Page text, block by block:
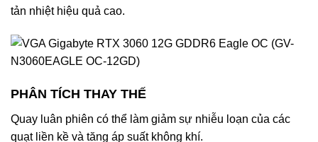
tản nhiệt hiệu quả cao.
PHÂN TÍCH THAY THẾ
Quay luân phiên có thể làm giảm sự nhiễu loạn của các
quạt liền kề và tăng áp suất không khí.